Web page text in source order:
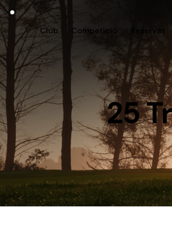
Club Competició Reservas
25